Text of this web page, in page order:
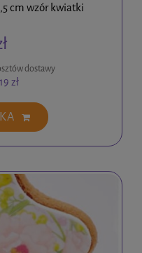
cm wzór kwiatki
dostawy
zł